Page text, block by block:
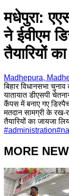
मधेपुरा:
ने ईवीएम
तैयारियों
Madhepura,
बिहार विधानसभा
यातायात डीएसपी
कैंपस में बनाए गए डिस्पैच
मतदान सामग्री के रख-
तैयारियों का जायजा
#administration#
MORE